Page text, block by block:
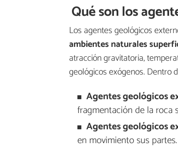
Qué son los
Los agentes geológicos
ambientes naturales
atracción gravitatoria,
geológicos exógenos. Dentro
Agentes geológicos
fragmentación de la roca
Agentes geológicos
en movimiento sus partes.